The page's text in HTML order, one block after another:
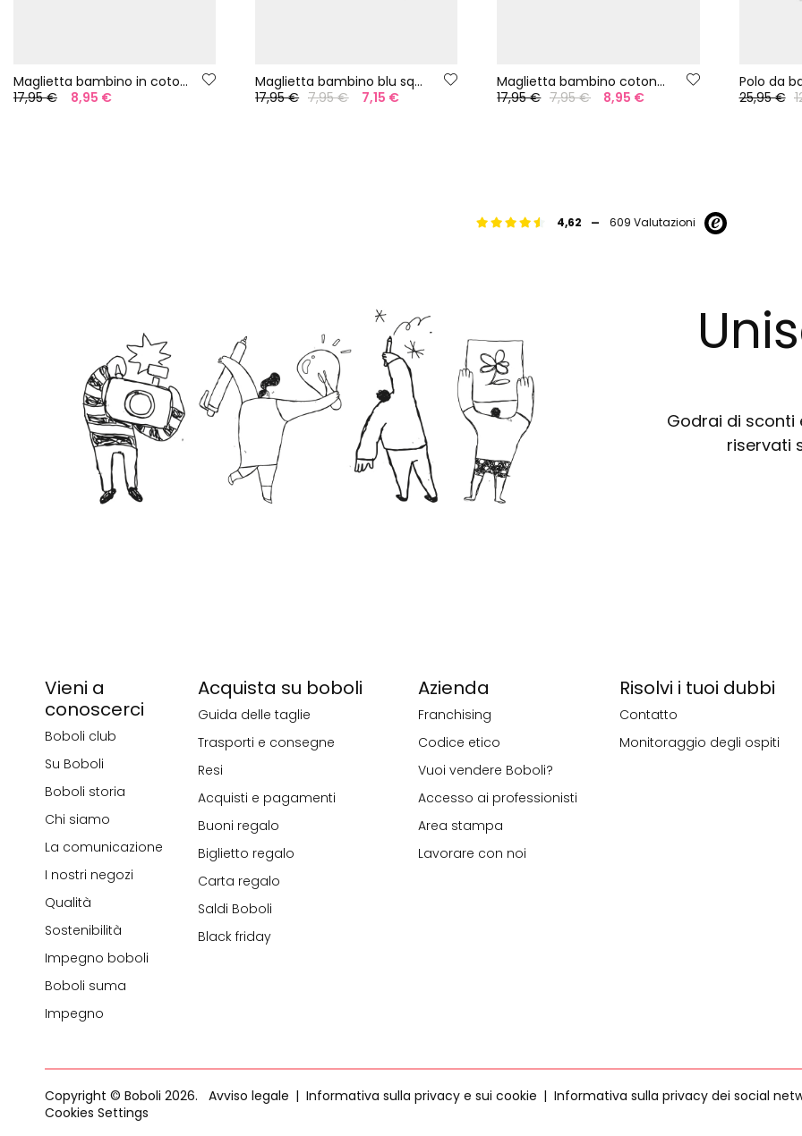
Maglietta bambino in cotone verde
17,95 €
8,95 €
Maglietta bambino blu squalo
17,95 € 7,95 € 7,15 €
Maglietta bambino cotone giallo
17,95 € 7,95 € 8,95 € 25,95 €
4,62 - 609 Valutazioni
Godrai di sconti
riservati
Vieni a
conoscerci
Boboli club
Su Boboli
Boboli storia
Chi siamo
La comunicazione
I nostri negozi
Qualità
Sostenibilità
Impegno boboli
Boboli suma
Impegno
Acquista su boboli
Guida delle taglie
Trasporti e consegne
Resi
Acquisti e pagamenti
Buoni regalo
Biglietto regalo
Carta regalo
Saldi Boboli
Black friday
Azienda
Franchising
Codice etico
Vuoi vendere Boboli?
Accesso ai professionisti
Area stampa
Lavorare con noi
Risolvi i tuoi dubbi
Contatto
Monitoraggio degli ospiti
Copyright © Boboli 2026. Avviso legale Informativa sulla privacy e sui cookie
Informativa sulla privacy dei social
Cookies Settings